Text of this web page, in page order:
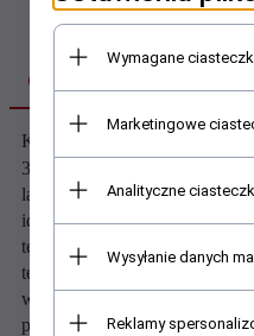
OPIS PRODUKTU
Kubek termiczny Outer2 mini
310 ml wykonany z
lakierowanej na kolor
idealnydo torebki.Posiada
technologii próżniowej,
temperatury niż większość
wyposażony jest w
przykrywkę ze
Wymagane
Marketingowe
Analityczne
Wysyłanie danych
Reklamy